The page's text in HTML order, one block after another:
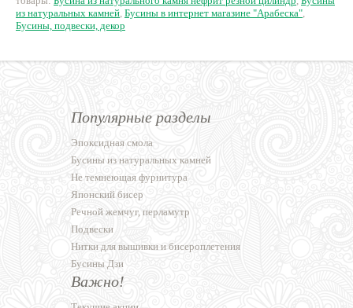
из натуральных камней, Бусины в интернет магазине "Арабеска",
Бусины, подвески, декор
Популярные разделы
Эпоксидная смола
Бусины из натуральных камней
Не темнеющая фурнитура
Японский бисер
Речной жемчуг, перламутр
Подвески
Нитки для вышивки и бисероплетения
Бусины Дзи
Важно!